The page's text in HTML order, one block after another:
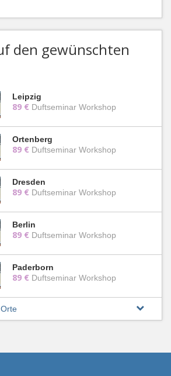
den gewünschten
Leipzig
89 € Duftseminar Workshop
Ortenberg
89 € Duftseminar Workshop
Dresden
89 € Duftseminar Workshop
Berlin
89 € Duftseminar Workshop
Paderborn
89 € Duftseminar Workshop